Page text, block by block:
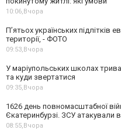
10:06,Вчора
П’ятьох українських
території, - ФОТО
09:53,Вчора
У маріупольських школах
та куди звертатися
09:35,Вчора
1626 день повномасштабної
Єкатеринбурзі. ЗСУ атакували
08:55,Вчора